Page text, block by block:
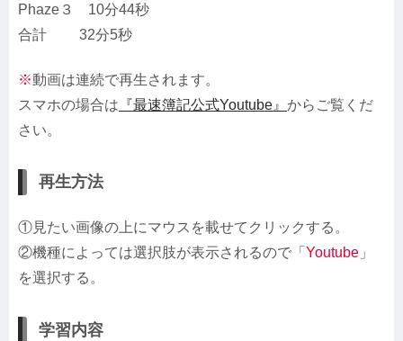
Phaze３ 10分44秒
合計 32分5秒
※動画は連続で再生されます。
スマホの場合は 『最速簿記公式Youtube』 からご覧くだ
さい。
再生方法
①見たい画像の上にマウスを載せてクリックする。
②機種によっては選択肢が表示されるので「 Youtube 」
を選択する。
学習内容